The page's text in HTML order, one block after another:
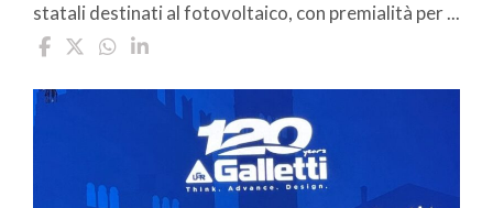
statali destinati al fotovoltaico, con premialità per ...